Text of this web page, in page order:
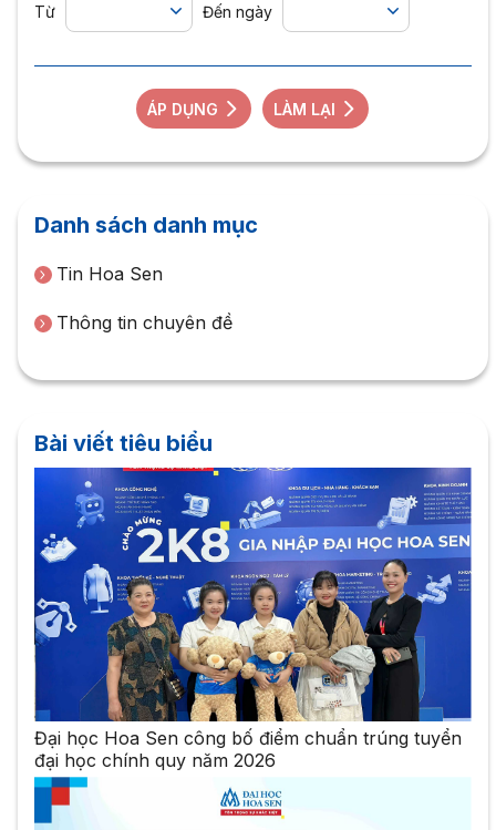
Từ Đến ngày
ÁP DỤNG LÀM LẠI
Danh sách danh mục
Tin Hoa Sen
Thông tin chuyên đề
Bài viết tiêu biểu
Đại học Hoa Sen công bố điểm chuẩn trúng tuyển
đại học chính quy năm 2026